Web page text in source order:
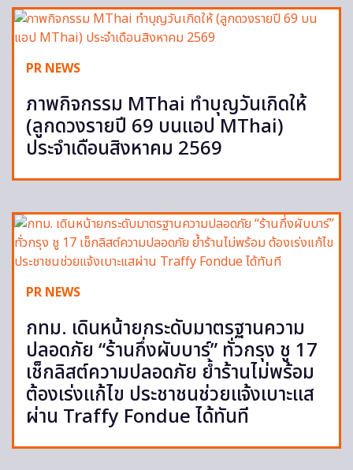
PR NEWS
ภาพกิจกรรม MThai ทำบุญวันเกิดให้
(ลูกดวงรายปี 69 บนแอป MThai)
ประจำเดือนสิงหาคม 2569
PR NEWS
กทม. เดินหน้ายกระดับมาตรฐานความ
ปลอดภัย “ร้านกึ่งผับบาร์” ทั่วกรุง ชู 17
เช็กลิสต์ความปลอดภัย ย้ำร้านไม่พร้อม
ต้องเร่งแก้ไข ประชาชนช่วยแจ้งเบาะแส
ผ่าน Traffy Fondue ได้ทันที